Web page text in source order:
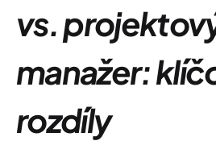
vs.
manažer:
rozdíly